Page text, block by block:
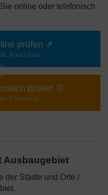
online oder telefonisch
prüfen ⇗
Anschluss
prüfen ✆
Service
Ausbaugebiet
der Städte und Orte /